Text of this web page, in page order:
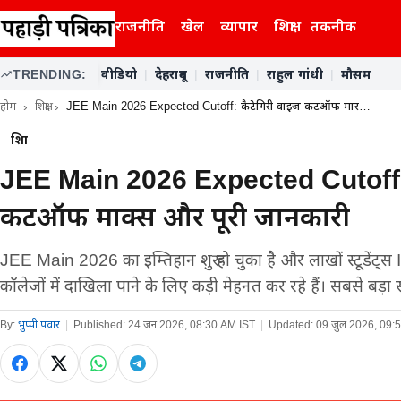
राजनीति खेल व्यापार शिक्षा
तकनीक
TRENDING: वीडियो | देहरादून | राजनीति | राहुल गांधी | मौसम
होम शिक्षा JEE Main 2026 Expected Cutoff: कैटेगिरी वाइज कटऑफ मार…
शिक्षा
JEE Main 2026 Expected
कटऑफ मार्क्स और पूरी जानकारी
JEE Main 2026 का इम्तिहान शुरू हो चुका है और लाखों स्टूडेंट्स
कॉलेजों में दाखिला पाने के लिए कड़ी मेहनत कर रहे हैं। सबसे बड़ा
By: भुप्पी पंवार Published: 24 जन 2026, 08:30 AM IST Updated: 09 जुल 2026,